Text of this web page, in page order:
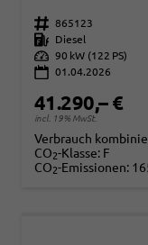
Fahrzeugnr. 865123
Kraftstoff
Diesel
Leistung 90 kW (122 PS)
01.04.2026
41.290,– €
incl. 19% MwSt.
Verbrauch
CO2-Klasse: F
CO2-Emissionen: